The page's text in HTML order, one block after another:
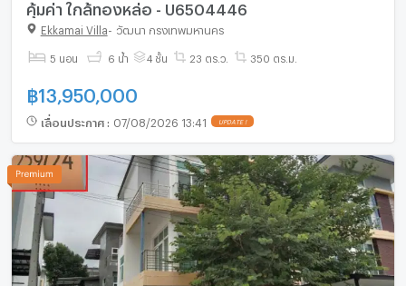
คุ้มค่า ใกล้ทองหล่อ - U6504446
Ekkamai Villa วัฒนา กรุงเทพมหานคร
5 นอน 6 น้ำ 4 ชั้น 23 ตร.ว. 350 ตร.ม.
฿13,950,000
เลื่อนประกาศ : 07/08/2026 13:41 UPDATE !